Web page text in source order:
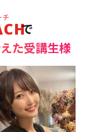
チ
で
た受講生様